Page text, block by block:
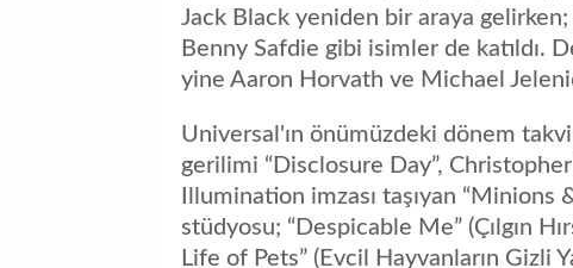
Jack Black yeniden bir araya
Benny Safdie gibi isimler de katıldı.
yine Aaron Horvath ve Michael
Universal'ın önümüzdeki dönem
gerilimi “Disclosure Day”,
Illumination imzası taşıyan
stüdyosu; “Despicable Me” (Çılgın
Life of Pets” (Evcil Hayvanların Gizli